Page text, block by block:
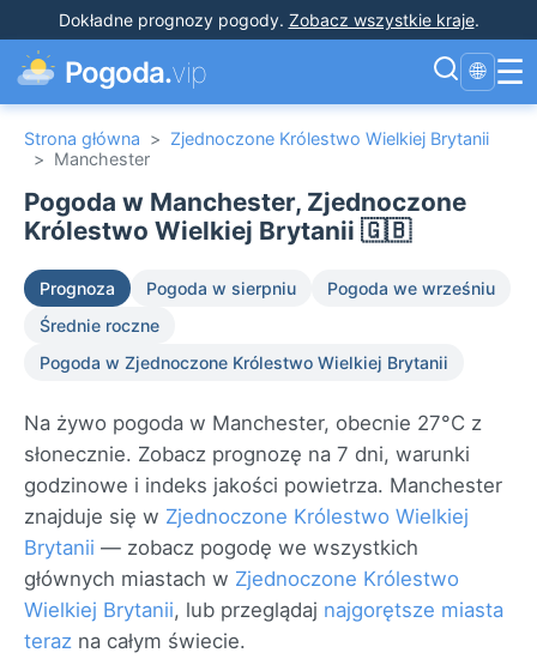
Dokładne prognozy pogody. Zobacz wszystkie kraje.
Pogoda.vip 🌐 ☰
Strona główna > Zjednoczone Królestwo Wielkiej Brytanii
> Manchester
Pogoda w Manchester, Zjednoczone
Królestwo Wielkiej Brytanii 🇬🇧
Prognoza Pogoda w sierpniu
Pogoda we wrześniu
Średnie roczne
Pogoda w Zjednoczone Królestwo Wielkiej Brytanii
Na żywo pogoda w Manchester, obecnie 27°C z
słonecznie. Zobacz prognozę na 7 dni, warunki
godzinowe i indeks jakości powietrza. Manchester
znajduje się w Zjednoczone Królestwo Wielkiej
Brytanii — zobacz pogodę we wszystkich
głównych miastach w Zjednoczone Królestwo
Wielkiej Brytanii, lub przeglądaj najgorętsze miasta
teraz na całym świecie.